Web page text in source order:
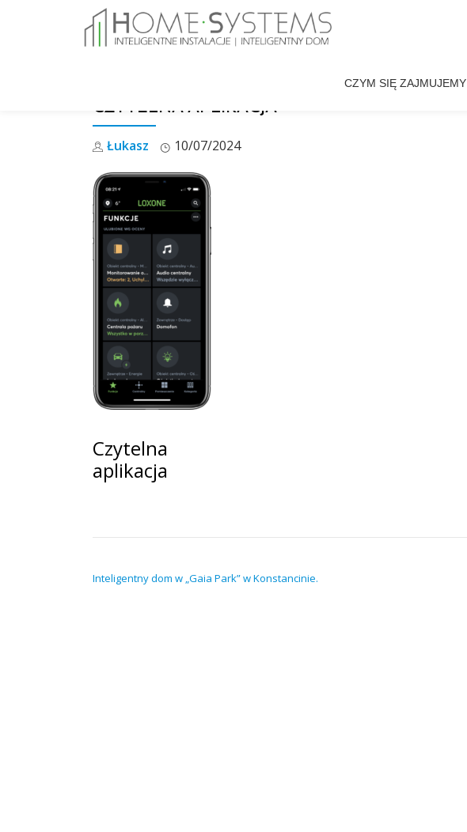
CZYM SIĘ ZAJMUJEMY
CZYTELNA APLIKACJA
Łukasz 10/07/2024
Czytelna
aplikacja
Inteligentny dom w „Gaia Park” w Konstancinie.